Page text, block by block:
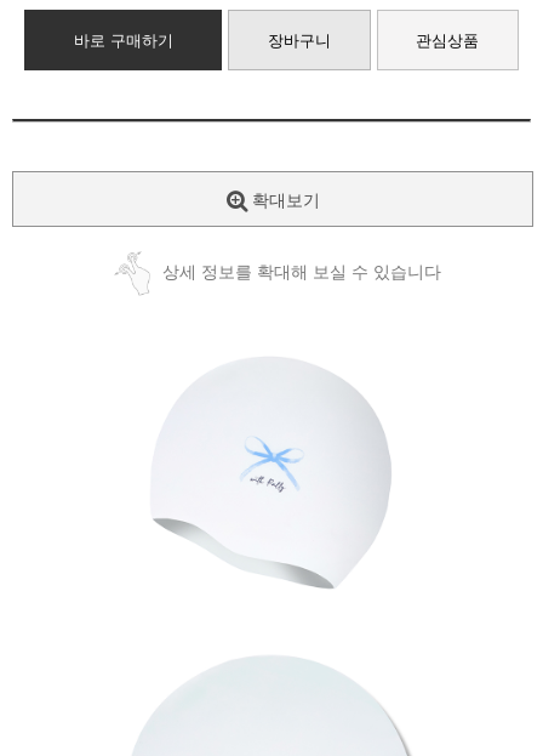
바로 구매하기 장바구니 관심상품
확대보기
상세 정보를 확대해 보실 수 있습니다